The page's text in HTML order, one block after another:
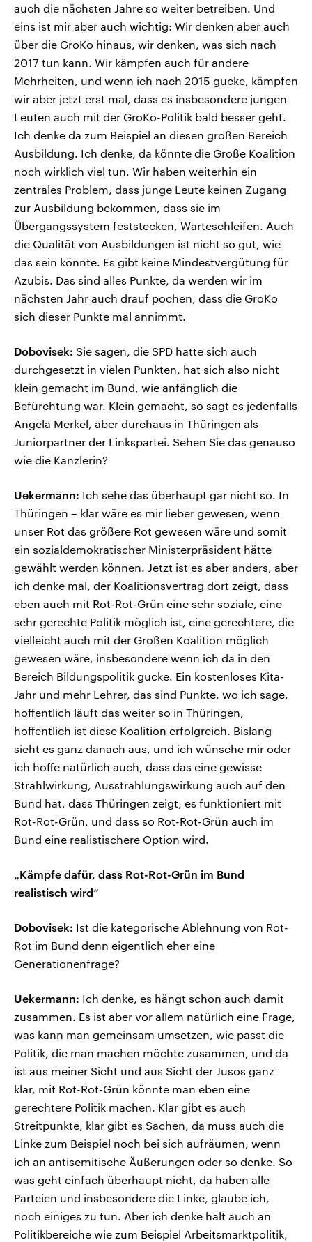
auch die nächsten Jahre so weiter betreiben. Und
eins ist mir aber auch wichtig: Wir denken aber auch
über die GroKo hinaus, wir denken, was sich nach
2017 tun kann. Wir kämpfen auch für andere
Mehrheiten, und wenn ich nach 2015 gucke, kämpfen
wir aber jetzt erst mal, dass es insbesondere jungen
Leuten auch mit der GroKo-Politik bald besser geht.
Ich denke da zum Beispiel an diesen großen Bereich
Ausbildung. Ich denke, da könnte die Große Koalition
noch wirklich viel tun. Wir haben weiterhin ein
zentrales Problem, dass junge Leute keinen Zugang
zur Ausbildung bekommen, dass sie im
Übergangssystem feststecken, Warteschleifen. Auch
die Qualität von Ausbildungen ist nicht so gut, wie
das sein könnte. Es gibt keine Mindestvergütung für
Azubis. Das sind alles Punkte, da werden wir im
nächsten Jahr auch drauf pochen, dass die GroKo
sich dieser Punkte mal annimmt.
Dobovisek: Sie sagen, die SPD hatte sich auch
durchgesetzt in vielen Punkten, hat sich also nicht
klein gemacht im Bund, wie anfänglich die
Befürchtung war. Klein gemacht, so sagt es jedenfalls
Angela Merkel, aber durchaus in Thüringen als
Juniorpartner der Linkspartei. Sehen Sie das genauso
wie die Kanzlerin?
Uekermann: Ich sehe das überhaupt gar nicht so. In
Thüringen – klar wäre es mir lieber gewesen, wenn
unser Rot das größere Rot gewesen wäre und somit
ein sozialdemokratischer Ministerpräsident hätte
gewählt werden können. Jetzt ist es aber anders, aber
ich denke mal, der Koalitionsvertrag dort zeigt, dass
eben auch mit Rot-Rot-Grün eine sehr soziale, eine
sehr gerechte Politik möglich ist, eine gerechtere, die
vielleicht auch mit der Großen Koalition möglich
gewesen wäre, insbesondere wenn ich da in den
Bereich Bildungspolitik gucke. Ein kostenloses Kita-
Jahr und mehr Lehrer, das sind Punkte, wo ich sage,
hoffentlich läuft das weiter so in Thüringen,
hoffentlich ist diese Koalition erfolgreich. Bislang
sieht es ganz danach aus, und ich wünsche mir oder
ich hoffe natürlich auch, dass das eine gewisse
Strahlwirkung, Ausstrahlungswirkung auch auf den
Bund hat, dass Thüringen zeigt, es funktioniert mit
Rot-Rot-Grün, und dass so Rot-Rot-Grün auch im
Bund eine realistischere Option wird.
„Kämpfe dafür, dass Rot-Rot-Grün im Bund
realistisch wird“
Dobovisek: Ist die kategorische Ablehnung von Rot-
Rot im Bund denn eigentlich eher eine
Generationenfrage?
Uekermann: Ich denke, es hängt schon auch damit
zusammen. Es ist aber vor allem natürlich eine Frage,
was kann man gemeinsam umsetzen, wie passt die
Politik, die man machen möchte zusammen, und da
ist aus meiner Sicht und aus Sicht der Jusos ganz
klar, mit Rot-Rot-Grün könnte man eben eine
gerechtere Politik machen. Klar gibt es auch
Streitpunkte, klar gibt es Sachen, da muss auch die
Linke zum Beispiel noch bei sich aufräumen, wenn
ich an antisemitische Äußerungen oder so denke. So
was geht einfach überhaupt nicht, da haben alle
Parteien und insbesondere die Linke, glaube ich,
noch einiges zu tun. Aber ich denke halt auch an
Politikbereiche wie zum Beispiel Arbeitsmarktpolitik,